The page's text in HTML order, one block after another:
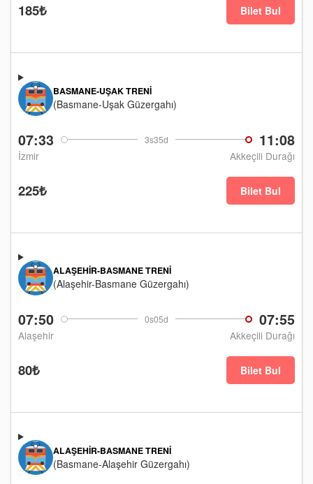
185₺ Bilet Bul
07:33 3s35d 11:08
İzmir Akkeçili Durağı
BASMANE-UŞAK TRENI
(Basmane-Uşak Güzergahı)
225₺ Bilet Bul
07:50 0s05d 07:55
Alaşehir Akkeçili Durağı
ALAŞEHIR-BASMANE TRENI
(Alaşehir-Basmane Güzergahı)
80₺ Bilet Bul
ALAŞEHIR-BASMANE TRENI
(Basmane-Alaşehir Güzergahı)